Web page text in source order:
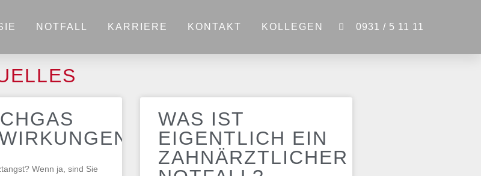
NOTFALL KARRIERE KONTAKT KOLLEGEN 0931 / 5 11 11
Wenn ja, sind Sie
WAS IST
EIGENTLICH EIN
ZAHNÄRZTLICHER